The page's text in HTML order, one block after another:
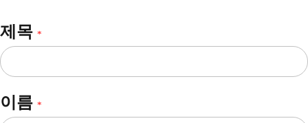
제목 *
이름 *